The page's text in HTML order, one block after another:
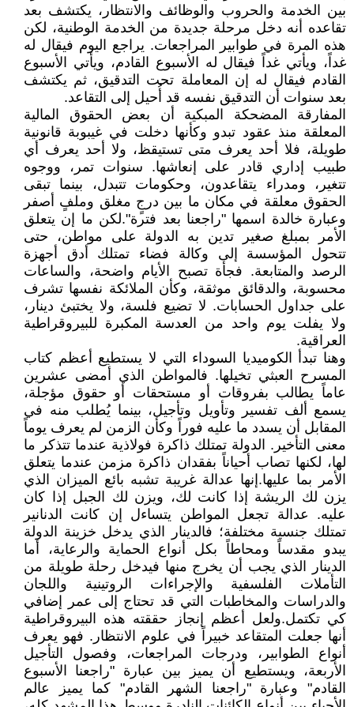
بين الخدمة والحروب والوظائف والانتظار، يكتشف بعد
تقاعده أنه دخل مرحلة جديدة من الخدمة الوطنية، لكن
هذه المرة في طوابير المراجعات. يراجع اليوم فيقال له
غداً، ويأتي غداً فيقال له الأسبوع القادم، ويأتي الأسبوع
القادم فيقال له إن المعاملة تحت التدقيق، ثم يكتشف
بعد سنوات أن التدقيق نفسه قد أُحيل إلى التقاعد.
المفارقة المضحكة المبكية أن بعض الحقوق المالية
المعلقة منذ عقود تبدو وكأنها دخلت في غيبوبة قانونية
طويلة، فلا أحد يعرف متى تستيقظ، ولا أحد يعرف أي
طبيب إداري قادر على إنعاشها. سنوات تمر، ووجوه
تتغير، ومدراء يتقاعدون، وحكومات تتبدل، بينما تبقى
الحقوق معلقة في مكان ما بين درجٍ مغلق وملفٍ أصفر
وعبارة خالدة اسمها "راجعنا بعد فترة".لكن ما إن يتعلق
الأمر بمبلغ صغير تدين به الدولة على مواطن، حتى
تتحول المؤسسة إلى وكالة فضاء تمتلك أدق أجهزة
الرصد والمتابعة. فجأة تصبح الأيام واضحة، والساعات
محسوبة، والدقائق موثقة، وكأن الملائكة نفسها تشرف
على جداول الحسابات. لا تضيع فلسة، ولا يختبئ دينار،
ولا يفلت يوم واحد من العدسة المكبرة للبيروقراطية
العراقية.
وهنا تبدأ الكوميديا السوداء التي لا يستطيع أعظم كتاب
المسرح العبثي تخيلها. فالمواطن الذي أمضى عشرين
عاماً يطالب بفروقات أو مستحقات أو حقوق مؤجلة،
يسمع ألف تفسير وتأويل وتأجيل، بينما يُطلب منه في
المقابل أن يسدد ما عليه فوراً وكأن الزمن لم يعرف يوماً
معنى التأخير. الدولة تمتلك ذاكرة فولاذية عندما تتذكر ما
لها، لكنها تصاب أحياناً بفقدان ذاكرة مزمن عندما يتعلق
الأمر بما عليها.إنها عدالة غريبة تشبه بائع الميزان الذي
يزن لك الريشة إذا كانت لك، ويزن لك الجبل إذا كان
عليه. عدالة تجعل المواطن يتساءل إن كانت الدنانير
تمتلك جنسية مختلفة؛ فالدينار الذي يدخل خزينة الدولة
يبدو مقدساً ومحاطاً بكل أنواع الحماية والرعاية، أما
الدينار الذي يجب أن يخرج منها فيدخل رحلة طويلة من
التأملات الفلسفية والإجراءات الروتينية واللجان
والدراسات والمخاطبات التي قد تحتاج إلى عمر إضافي
كي تكتمل.ولعل أعظم إنجاز حققته هذه البيروقراطية
أنها جعلت المتقاعد خبيراً في علوم الانتظار. فهو يعرف
أنواع الطوابير، ودرجات المراجعات، وفصول التأجيل
الأربعة، ويستطيع أن يميز بين عبارة "راجعنا الأسبوع
القادم" وعبارة "راجعنا الشهر القادم" كما يميز عالم